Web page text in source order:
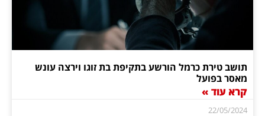
תושב טירת כרמל הורשע בתקיפת בת זוגו וירצה עונש
מאסר בפועל
קרא עוד »
22/05/2024